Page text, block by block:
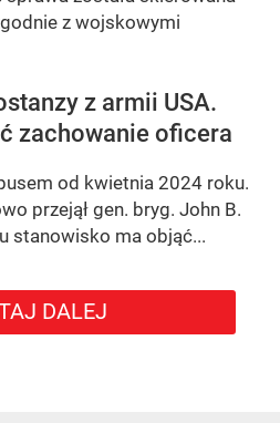
z wojskowymi
z armii USA.
zachowanie oficera
od kwietnia 2024 roku.
przejął gen. bryg. John B.
stanowisko ma objąć...
DALEJ